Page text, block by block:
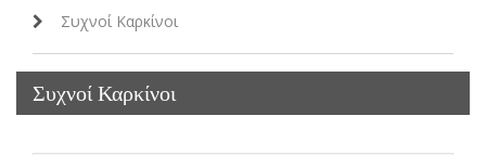
Συχνοί Καρκίνοι
Συχνοί Καρκίνοι